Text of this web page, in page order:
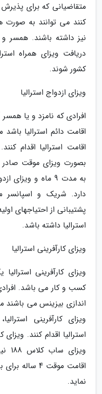
متقاضیانی که برای
کنند می توانند به صورت
نیز داشته باشند. همسر و
دریافت ویزای همراه
کشور شوند.
ویزای ازدواج استرالیا
افرادی که نامزد و یا
اقامت دائم استرالیا
اقامت استرالیا اقدام
بصورت ویزای موقت
دارد. شریک و اسپانسر
پشتیبانی از احتیاجهای
استرالیا داشته باشد.
ویزای کارآفرینی استرالیا
ویزای کارآفرینی
کسب و کار می باشد.
اندازی بیزینس می باشند
ویزای کارآفرینی
استرالیا اقدام کنند.
اقامت موقت 4
نماید.